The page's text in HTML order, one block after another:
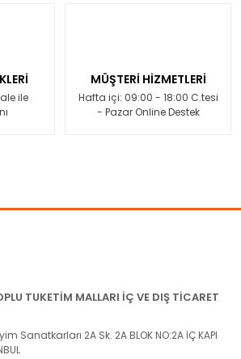
ile
MÜŞTERİ HİZMETLERİ
Hafta içi: 09:00 - 18:00 C.tesi
- Pazar Online Destek
TUKETİM MALLARI İÇ VE DIŞ TİCARET
Sanatkarları 2A Sk. 2A BLOK NO:2A İÇ KAPI